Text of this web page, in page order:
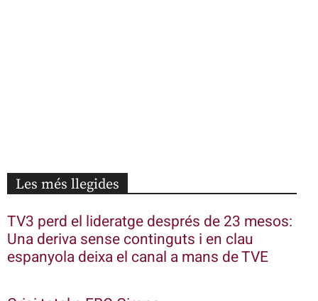
Les més llegides
TV3 perd el lideratge després de 23 mesos:
Una deriva sense continguts i en clau
espanyola deixa el canal a mans de TVE